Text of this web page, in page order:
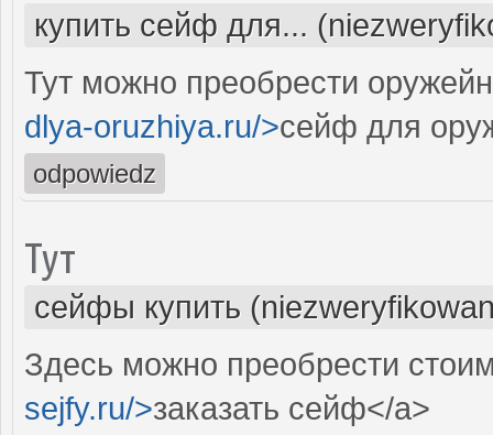
купить сейф для...
Тут можно преобрести
dlya-oruzhiya.ru/>сейф для
odpowiedz
Тут
сейфы купить
Здесь можно преобрести
sejfy.ru/>заказать сейф</a>